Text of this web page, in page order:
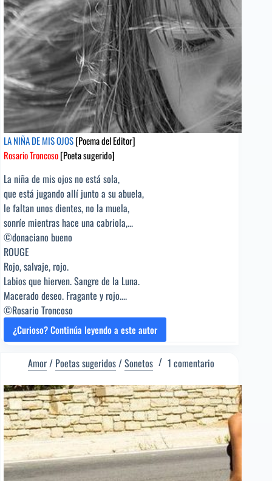
LA NIÑA DE MIS OJOS[Poema del Editor]
Rosario Troncoso[Poeta sugerido]
La niña de mis ojos no está sola,
que está jugando allí junto a su abuela,
le faltan unos dientes, no la muela,
sonríe mientras hace una cabriola,...
©donaciano bueno
ROUGE
Rojo, salvaje, rojo.
Labios que hierven. Sangre de la Luna.
Macerado deseo. Fragante y rojo....
©Rosario Troncoso
¿Curioso? Continúa leyendo a este autor
LA
DE
MIS
OJOS
[Poema
del
Editor]
Rosario
Troncoso
[Poeta
Amor/ Poetas sugeridos/Sonetos 1 comentario